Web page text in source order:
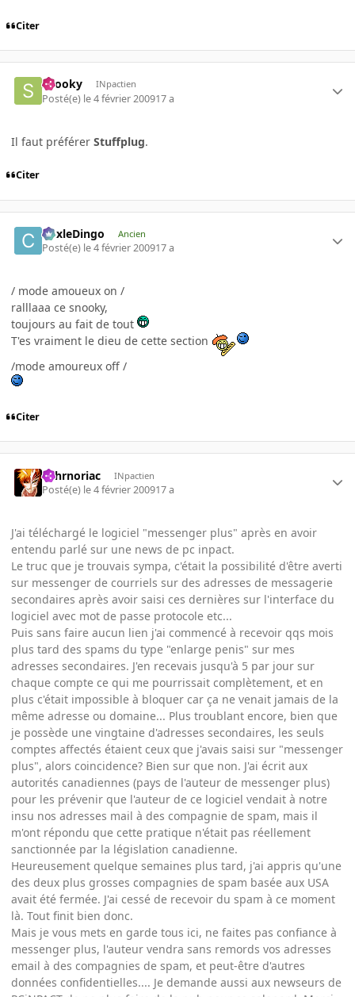
Citer
snooky INpactien
Posté(e) le 4 février 200917 a
Il faut préférer Stuffplug.
Citer
CoxleDingo Ancien
Posté(e) le 4 février 200917 a
/ mode amoueux on /
ralllaaa ce snooky,
toujours au fait de tout
T'es vraiment le dieu de cette section
/mode amoureux off /
Citer
Tohrnoriac INpactien
Posté(e) le 4 février 200917 a
J'ai téléchargé le logiciel "messenger plus" après en avoir
entendu parlé sur une news de pc inpact.
Le truc que je trouvais sympa, c'était la possibilité d'être averti
sur messenger de courriels sur des adresses de messagerie
secondaires après avoir saisi ces dernières sur l'interface du
logiciel avec mot de passe protocole etc...
Puis sans faire aucun lien j'ai commencé à recevoir qqs mois
plus tard des spams du type "enlarge penis" sur mes
adresses secondaires. J'en recevais jusqu'à 5 par jour sur
chaque compte ce qui me pourrissait complètement, et en
plus c'était impossible à bloquer car ça ne venait jamais de la
même adresse ou domaine... Plus troublant encore, bien que
je possède une vingtaine d'adresses secondaires, les seuls
comptes affectés étaient ceux que j'avais saisi sur "messenger
plus", alors coincidence? Bien sur que non. J'ai écrit aux
autorités canadiennes (pays de l'auteur de messenger plus)
pour les prévenir que l'auteur de ce logiciel vendait à notre
insu nos adresses mail à des compagnie de spam, mais il
m'ont répondu que cette pratique n'était pas réellement
sanctionnée par la législation canadienne.
Heureusement quelque semaines plus tard, j'ai appris qu'une
des deux plus grosses compagnies de spam basée aux USA
avait été fermée. J'ai cessé de recevoir du spam à ce moment
là. Tout finit bien donc.
Mais je vous mets en garde tous ici, ne faites pas confiance à
messenger plus, l'auteur vendra sans remords vos adresses
email à des compagnies de spam, et peut-être d'autres
données confidentielles.... Je demande aussi aux newseurs de